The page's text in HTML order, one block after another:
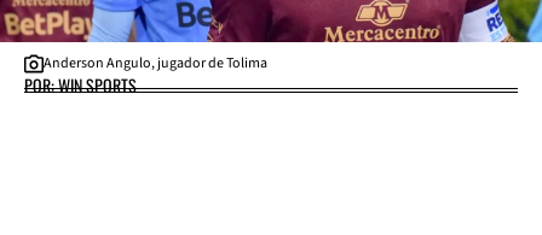
Anderson Angulo, jugador de Tolima
POR: WIN SPORTS